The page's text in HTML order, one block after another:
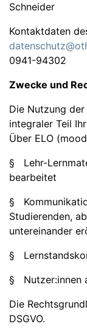
Schneider
Kontaktdaten
0941-94302
Zwecke und
Die Nutzung
integraler Teil
Über ELO
§ Lehr-
bearbeitet
§
Studierenden,
untereinander
§
§ Nutzer:innen
Die
DSGVO.